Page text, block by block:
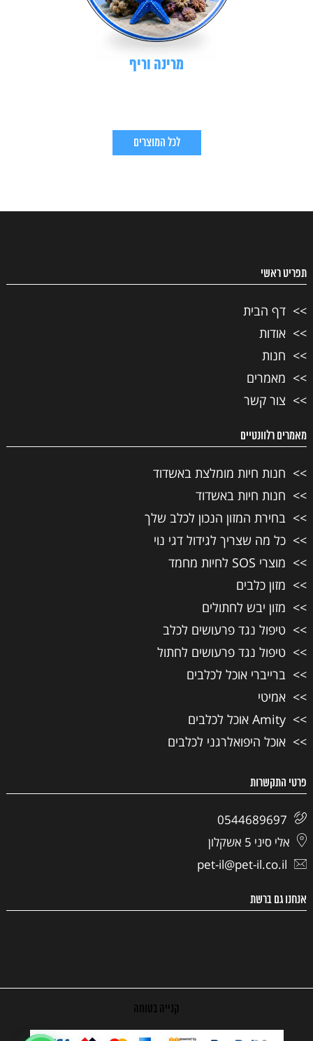
מרינה וריף
לכל המוצרים
תפריט ראשי
דף הבית
אודות
חנות
מאמרים
צור קשר
מאמרים רלוונטיים
חנות חיות מומלצת באשדוד
חנות חיות באשדוד
בחירת המזון הנכון לכלב שלך
כל מה שצריך לגידול דגי נוי
מוצרי SOS לחיות מחמד
מזון כלבים
מזון יבש לחתולים
טיפול נגד פרעושים לכלב
טיפול נגד פרעושים לחתול
ברייברי אוכל לכלבים
אמיטי
Amity אוכל לכלבים
אוכל היפואלרגני לכלבים
פרטי התקשרות
0544689697
אלי סיני 5 אשקלון
pet-il@pet-il.co.il
אנחנו גם ברשת
קנייה בטוחה